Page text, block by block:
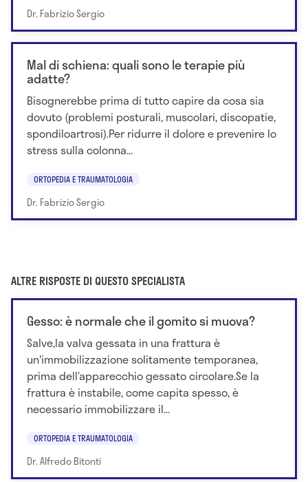
Dr. Fabrizio Sergio
Mal di schiena: quali sono le terapie più
adatte?
Bisognerebbe prima di tutto capire da cosa sia
dovuto (problemi posturali, muscolari, discopatie,
spondiloartrosi).Per ridurre il dolore e prevenire lo
stress sulla colonna...
ORTOPEDIA E TRAUMATOLOGIA
Dr. Fabrizio Sergio
ALTRE RISPOSTE DI QUESTO SPECIALISTA
Gesso: è normale che il gomito si muova?
Salve,la valva gessata in una frattura è
un'immobilizzazione solitamente temporanea,
prima dell’apparecchio gessato circolare.Se la
frattura è instabile, come capita spesso, è
necessario immobilizzare il...
ORTOPEDIA E TRAUMATOLOGIA
Dr. Alfredo Bitonti